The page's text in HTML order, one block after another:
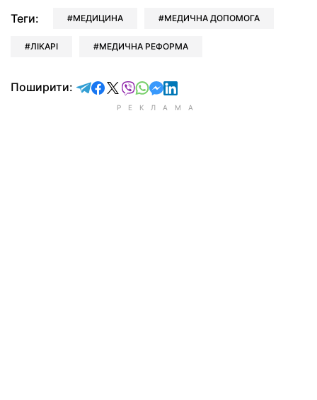
Теги: МЕДИЦИНА МЕДИЧНА ДОПОМОГА
ЛІКАРІ МЕДИЧНА РЕФОРМА
Поширити: відправити у Telegram
поділитись у Facebook
поділитись у X
відправити у Viber
відправити у Whatsapp
відправити у Messenger
відправити у LinkedIn